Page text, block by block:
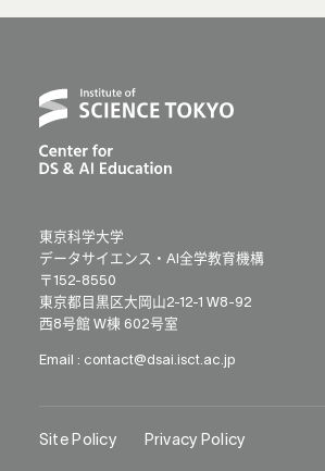
東京科学大学
データサイエンス・AI全学教育機構
〒152-8550
東京都目黒区大岡山2-12-1 W8-92
西8号館 W棟 602号室
Email : contact@dsai.isct.ac.jp
Site Policy Privacy Policy